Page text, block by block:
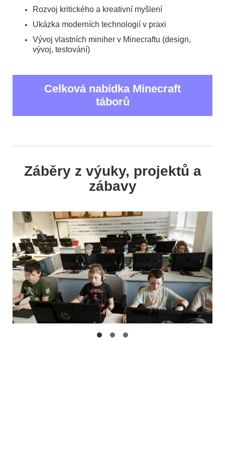
Rozvoj kritického a kreativní myšlení
Ukázka moderních technologií v praxi
Vývoj vlastních miniher v Minecraftu (design,
vývoj, testování)
Celková nabídka Minecraft
táborů
Záběry z výuky, projektů a
zábavy